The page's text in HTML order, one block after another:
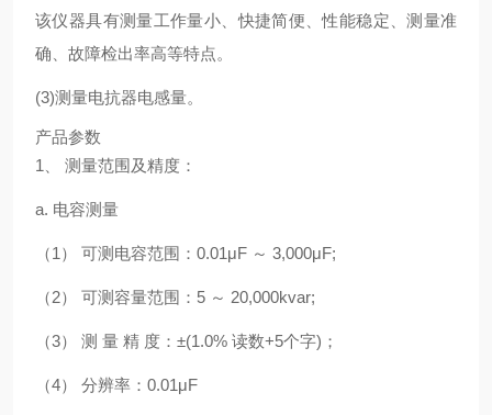
该仪器具有测量工作量小、快捷简便、性能稳定、测量准
确、故障检出率高等特点。
(3)测量电抗器电感量。
产品参数
1、 测量范围及精度：
a. 电容测量
（1） 可测电容范围：0.01μF ～ 3,000μF;
（2） 可测容量范围：5 ～ 20,000kvar;
（3） 测 量 精 度：±(1.0% 读数+5个字)；
（4） 分辨率：0.01μF